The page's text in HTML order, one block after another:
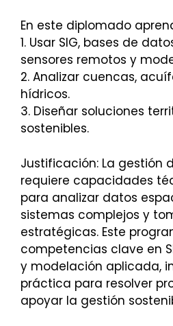
En este diplomado
1. Usar SIG, bases de
sensores remotos y
2. Analizar cuencas,
hídricos.
3. Diseñar soluciones
sostenibles.
Justificación: La gestión
requiere capacidades
para analizar datos
sistemas complejos y
estratégicas. Este
competencias clave en
y modelación aplicada,
práctica para resolver
apoyar la gestión